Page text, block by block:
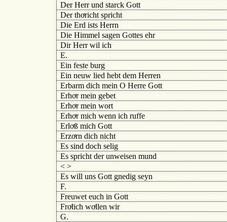
Der Herr und starck Gott
Der thoͤricht spricht
Die Erd ists Herrn
Die Himmel sagen Gottes ehr
Dir Herr wil ich
E.
Ein feste burg
Ein neuw lied hebt dem Herren
Erbarm dich mein O Herre Gott
Erhoͤr mein gebet
Erhoͤr mein wort
Erhoͤr mich wenn ich ruffe
Erloͤß mich Gott
Erzoͤrn dich nicht
Es sind doch selig
Es spricht der unweisen mund
< >
Es will uns Gott gnedig seyn
F.
Freuwet euch in Gott
Froͤlich woͤllen wir
G.